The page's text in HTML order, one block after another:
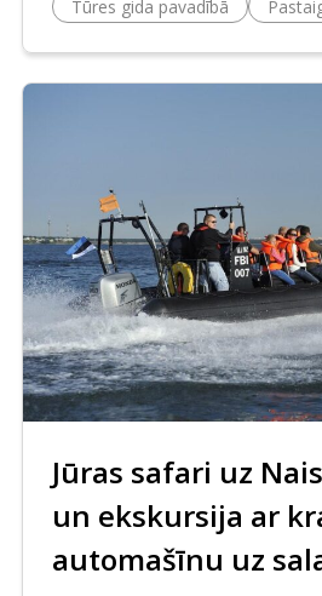
Tūres gida pavadībā
Jūras safari uz
un ekskursija ar
automašīnu uz